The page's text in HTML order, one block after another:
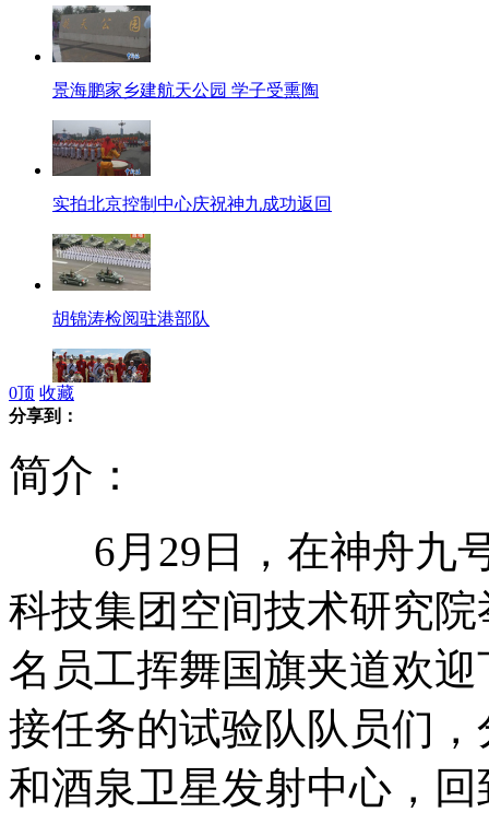
景海鹏家乡建航天公园 学子受熏陶
实拍北京控制中心庆祝神九成功返回
胡锦涛检阅驻港部队
伦敦奥运领事保护与协助 应急求助篇
大学生开"舌尖上的屌丝"餐馆 三天净赚上万
热词:"观帅指南""暴力护考"
0顶 收藏
分享到：
简介：
6月29日，在神舟九号
科技集团空间技术研究
名员工挥舞国旗夹道欢
接任务的试验队队员们
和酒泉卫星发射中心，